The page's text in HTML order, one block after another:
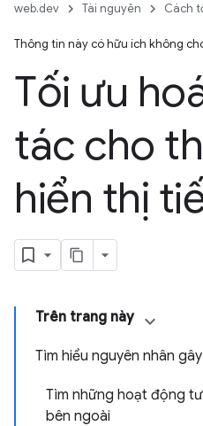
web.dev Tài nguyên Cách
Thông tin này có hữu ích không
Tối ưu
tác cho
hiển thị
Trên trang này
Tìm hiểu nguyên nhân
Tìm những hoạt động
bên ngoài